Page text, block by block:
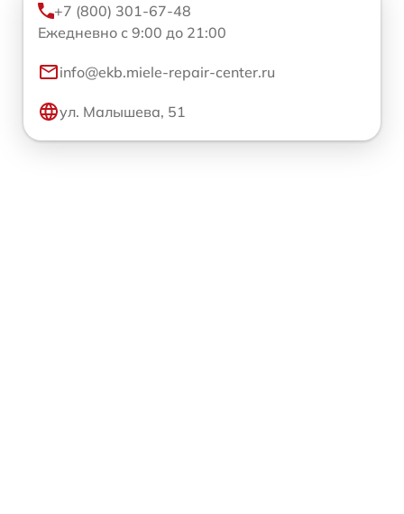
+7 (800) 301-67-48
Ежедневно с 9:00 до 21:00
info@ekb.miele-repair-center.ru
ул. Малышева, 51